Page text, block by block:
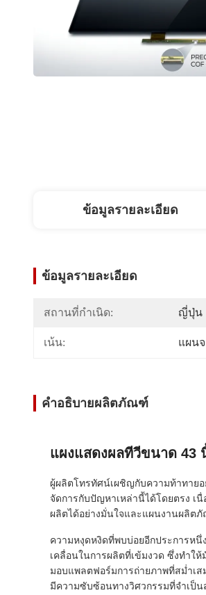
ข้อมูลรายละเอียด
ข้อมูลรายละเอียด
สถานที่กำเนิด: ญี่ปุ่น
เน้น: แผน
คำอธิบายผลิตภัณฑ์
แผงแสดงผลทีวีขนาด 43
ผู้ผลิตโทรทัศน์เผชิญกับความท้าทายอ
จัดการกับปัญหาเหล่านี้ได้โดยตรง เ
ผลิตได้อย่างมั่นใจและแผนงานผลิต
ความหงุดหงิดที่พบบ่อยอีกประการห
เคลื่อนในการผลิตที่เข้มงวด ซึ่งทำใ
มอบแพลตฟอร์มการถ่ายภาพที่สม่ำเ
มีความซับซ้อนทางวิศวกรรมที่จำเป็